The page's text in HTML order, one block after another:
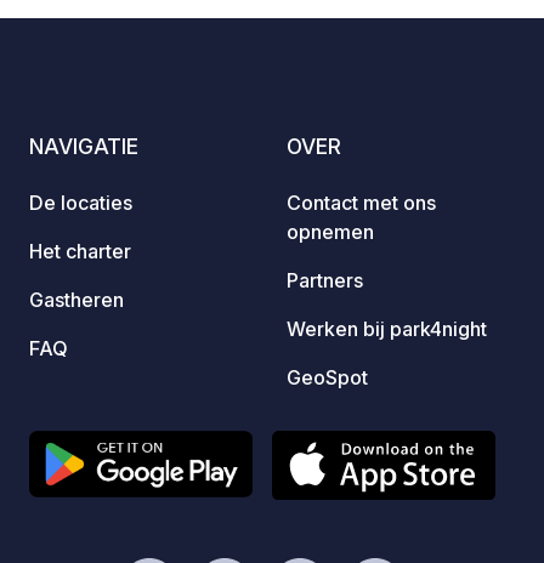
NAVIGATIE
De locaties
Het charter
Gastheren
FAQ
OVER
Contact met ons
opnemen
Partners
Werken bij park4night
GeoSpot